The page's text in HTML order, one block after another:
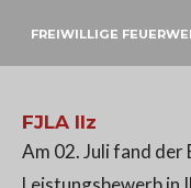
ZumFREIWILLIGE
FJLA Ilz
Am 02. Juli fand